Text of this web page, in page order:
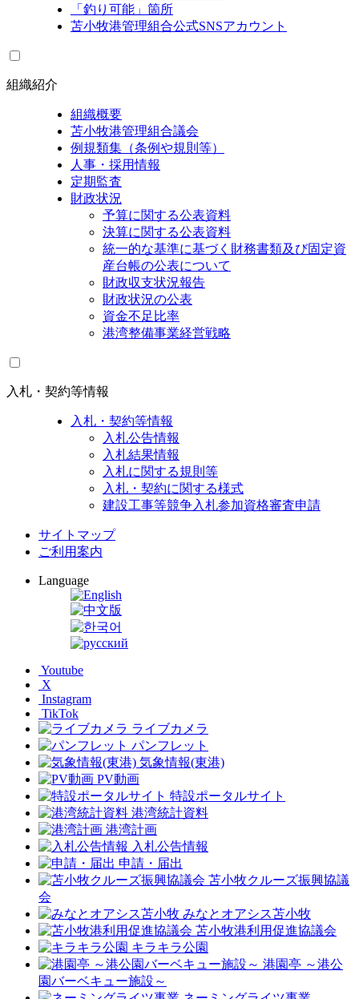
「釣り可能」箇所
苫小牧港管理組合公式SNSアカウント
組織紹介
組織概要
苫小牧港管理組合議会
例規類集（条例や規則等）
人事・採用情報
定期監査
財政状況
予算に関する公表資料
決算に関する公表資料
統一的な基準に基づく財務書類及び固定資
産台帳の公表について
財政収支状況報告
財政状況の公表
資金不足比率
港湾整備事業経営戦略
入札・契約等情報
入札・契約等情報
入札公告情報
入札結果情報
入札に関する規則等
入札・契約に関する様式
建設工事等競争入札参加資格審査申請
サイトマップ
ご利用案内
Language
Youtube
X
Instagram
TikTok
ライブカメラ
パンフレット
気象情報(東港)
PV動画
特設ポータルサイト
港湾統計資料
港湾計画
入札公告情報
申請・届出
苫小牧クルーズ振興協議
会
みなとオアシス苫小牧
苫小牧港利用促進協議会
キラキラ公園
港園亭 ～港公
園バーベキュー施設～